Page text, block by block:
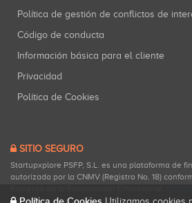
Política de gestión de conflictos de
Código de conducta
Información básica para el cliente
Privacidad
Política de Cookies
SITIO SEGURO
Startupxplore PSFP, S.L. es una plataforma de
autorizada por la CNMV (Registro No. 18)